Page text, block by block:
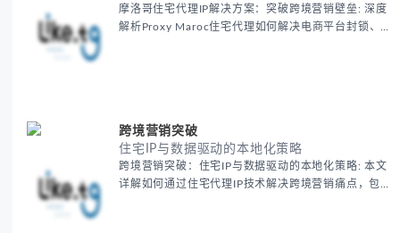
摩洛哥住宅代理IP解决方案：突破跨境营销壁垒: 深度
解析Proxy Maroc住宅代理如何解决电商平台封锁、社
跨境营销突破
住宅IP与数据驱动的本地化策略
跨境营销突破：住宅IP与数据驱动的本地化策略: 本文
详解如何通过住宅代理IP技术解决跨境营销痛点，包括